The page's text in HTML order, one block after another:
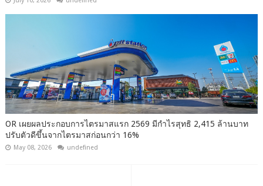
OR เผยผลประกอบการไตรมาสแรก 2569 มีกำไรสุทธิ 2,415 ล้านบาท
ปรับตัวดีขึ้นจากไตรมาสก่อนกว่า 16%
May 08, 2026 undefined